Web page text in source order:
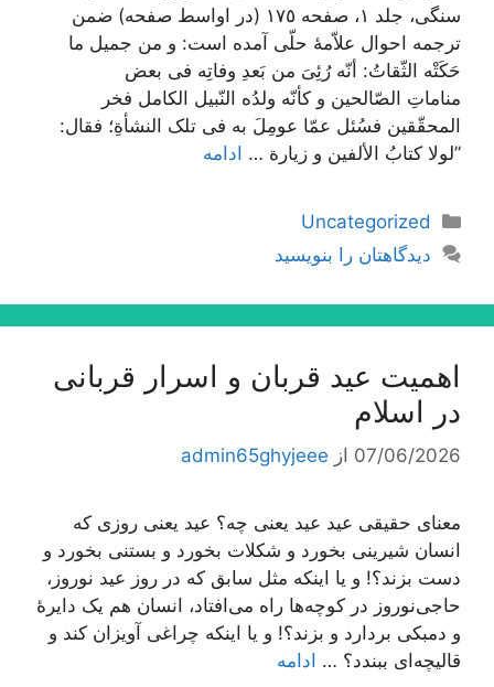
سنگی، جلد ١، صفحه ١٧٥ (در اواسط صفحه) ضمن
ترجمه احوال علاّمۀ حلّی آمده است: و من جمیل ما
حَکَتْه الثّقاتُ: أنّه رُئِیَ من بَعدِ وفاتِه فی بعض
مناماتِ الصّالحین و کأنّه ولدُه النّبیل الکامل فخر
المحقّقین فسُئل عمّا عومِلَ به فی تلک النشأةِ؛ فقال:
”لولا کتابُ الألفین و زیارة … ادامه
دسته‌ها
Uncategorized
دیدگاهتان را بنویسید
اهمیت عید قربان و اسرار قربانی
در اسلام
07/06/2026 از admin65ghyjeee
معنای حقیقی عید عید یعنی چه؟ عید یعنی روزی که
انسان شیرینی بخورد و شکلات بخورد و بستنی بخورد و
دست بزند؟! و یا اینکه مثل سابق که در روز عید نوروز،
حاجی‌نوروز در کوچه‌ها راه می‌افتاد، انسان هم یک دایرۀ
و دمبکی بردارد و بزند؟! و یا اینکه چراغی آویزان کند و
قالیچه‌ای ببندد؟ … ادامه